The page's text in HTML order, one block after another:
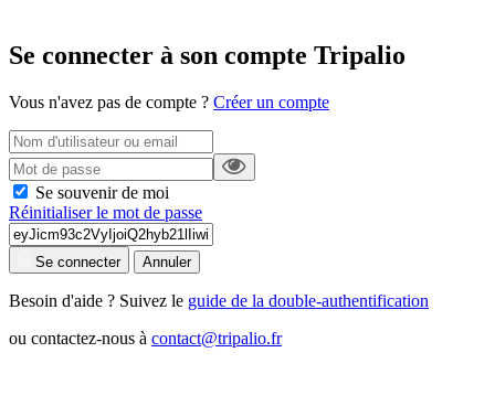
Se connecter à son compte Tripalio
Vous n'avez pas de compte ? Créer un compte
Se souvenir de moi
Réinitialiser le mot de passe
Se connecter Annuler
Besoin d'aide ? Suivez le guide de la double-authentification
ou contactez-nous à contact@tripalio.fr